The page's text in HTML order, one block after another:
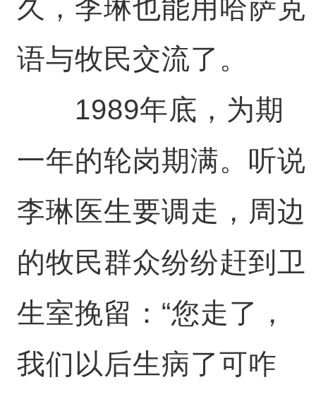
久，李琳也能用哈萨克
语与牧民交流了。
1989年底，为期
一年的轮岗期满。听说
李琳医生要调走，周边
的牧民群众纷纷赶到卫
生室挽留：“您走了，
我们以后生病了可咋